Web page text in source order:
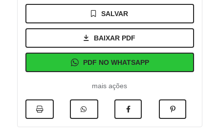
SALVAR
BAIXAR PDF
PDF NO WHATSAPP
mais ações